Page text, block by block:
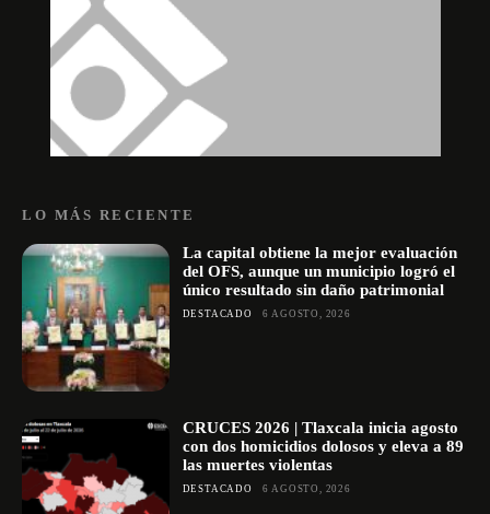
LO MÁS RECIENTE
La capital obtiene la mejor evaluación
del OFS, aunque un municipio logró el
único resultado sin daño patrimonial
DESTACADO 6 AGOSTO, 2026
CRUCES 2026 | Tlaxcala inicia agosto
con dos homicidios dolosos y eleva a 89
las muertes violentas
DESTACADO 6 AGOSTO, 2026